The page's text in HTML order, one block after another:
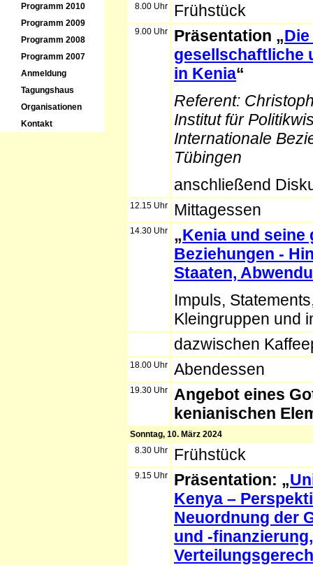
Programm 2010
Programm 2009
Programm 2008
Programm 2007
Anmeldung
Tagungshaus
Organisationen
Kontakt
8.00 Uhr
Frühstück
9.00 Uhr Präsentation „
gesellschaftliche
in Kenia“
Referent:
Institut für
Internationale
Tübingen
anschließend
12.15 Uhr Mittagessen
14.30 Uhr „Kenia und
Beziehungen -
Staaten,
Impuls,
Kleingruppen und
dazwischen
18.00 Uhr Abendessen
19.30 Uhr
Angebot eines
kenianischen
Sonntag, 10. März 2024
8.30 Uhr
Frühstück
9.15 Uhr Präsentation: „
Kenya –
Neuordnung der
und -